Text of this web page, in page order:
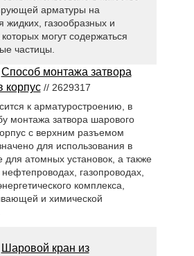
арматуры на
жидких, газообразных и
могут содержаться
частицы.
Способ монтажа затвора
корпус// 2629317
к арматуростроению, в
монтажа затвора шарового
с верхним разъемом
для использования в
атомных установок, а также
газопроводах,
комплекса,
и химической
Шаровой кран из